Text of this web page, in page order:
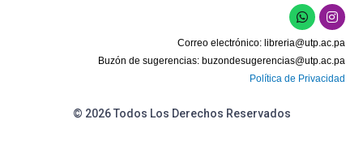
W
h
a
t
s
a
p
I
n
s
t
a
g
r
Correo electrónico: libreria@utp.ac.pa
Buzón de sugerencias: buzondesugerencias@utp.ac.pa
Política de Privacidad
© 2026 Todos Los Derechos Reservados